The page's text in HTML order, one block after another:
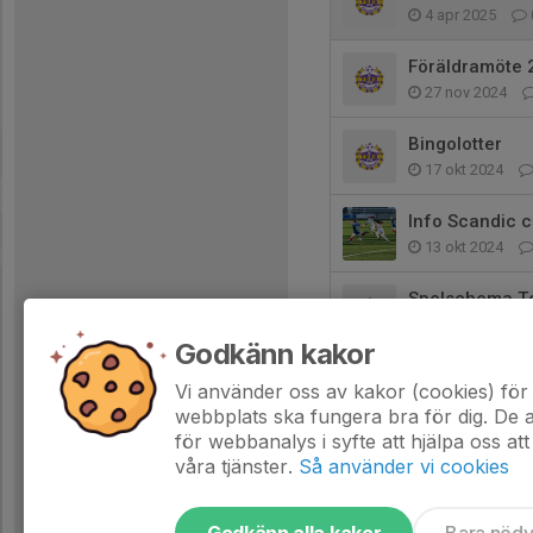
4 apr 2025
Föräldramöte
27 nov 2024
Bingolotter
17 okt 2024
Info Scandic
13 okt 2024
Spelschema
8 sep 2024
Godkänn kakor
Vi använder oss av kakor (cookies)
webbplats ska fungera bra för dig. De
för webbanalys i syfte att hjälpa oss
våra tjänster. Så använder vi cookies